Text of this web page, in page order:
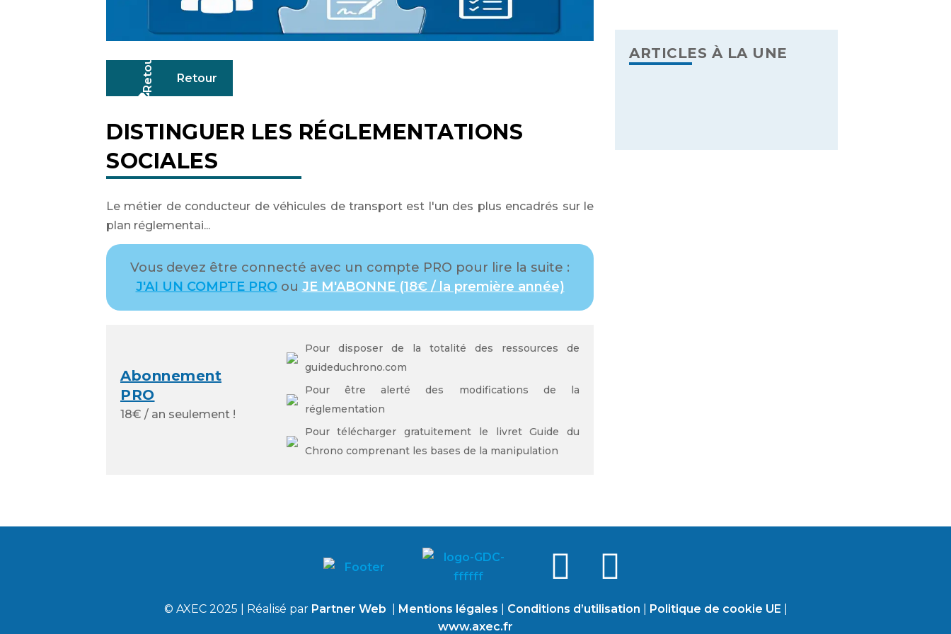
Retour
DISTINGUER LES RÉGLEMENTATIONS
SOCIALES
Le métier de conducteur de véhicules de transport est l'un des plus encadrés sur le
plan réglementai...
Vous devez être connecté avec un compte PRO pour lire la suite :
J'AI UN COMPTE PRO ou JE M'ABONNE (18€ / la première année)
Abonnement
PRO
18€ / an seulement !
Pour disposer de la totalité des ressources de
guideduchrono.com
Pour être alerté des modifications de la
réglementation
Pour télécharger gratuitement le livret Guide du
Chrono comprenant les bases de la manipulation
ARTICLES À LA UNE
© AXEC 2025 | Réalisé parPartner Web Mentions légales Conditions d’utilisation Politique de cookie UE
www.axec.fr